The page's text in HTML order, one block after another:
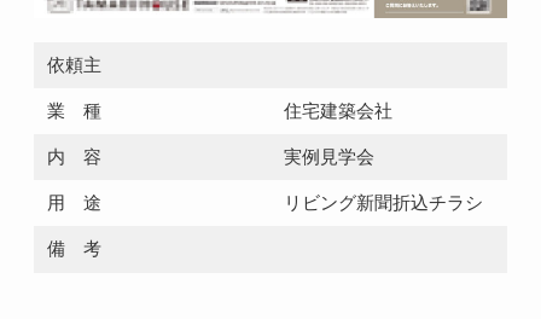
依頼主
業 種 住宅建築会社
内 容 実例見学会
用 途 リビング新聞折込チラシ
備 考